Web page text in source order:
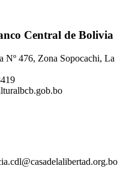
Central de Bolivia
Nº 476, Zona Sopocachi, La